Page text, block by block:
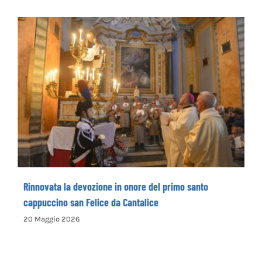
Rinnovata la devozione in onore del primo
santo cappuccino san Felice da Cantalice
Rinnovata la devozione in onore del primo santo
cappuccino san Felice da Cantalice
20 Maggio 2026